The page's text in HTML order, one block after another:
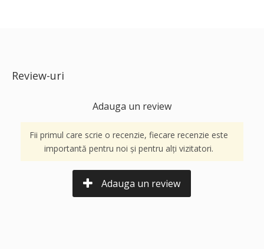
Review-uri
Adauga un review
Fii primul care scrie o recenzie, fiecare recenzie este
importantă pentru noi și pentru alți vizitatori.
Adauga un review